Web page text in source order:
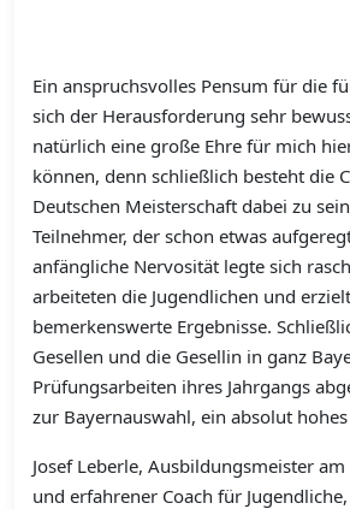
Ein anspruchsvolles Pensum für die
sich der Herausforderung sehr
natürlich eine große Ehre für mich
können, denn schließlich besteht die
Deutschen Meisterschaft dabei zu
Teilnehmer, der schon etwas
anfängliche Nervosität legte sich
arbeiteten die Jugendlichen und
bemerkenswerte Ergebnisse.
Gesellen und die Gesellin in ganz
Prüfungsarbeiten ihres Jahrgangs
zur Bayernauswahl, ein absolut
Josef Leberle, Ausbildungsmeister
und erfahrener Coach für